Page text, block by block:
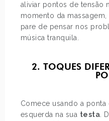
aliviar pontos de tensão
momento da
pare de pensar nos
música tranquila.
2. TOQUES
Comece usando a
esquerda na sua testa .